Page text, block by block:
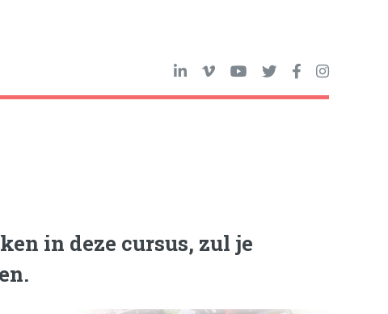
in deze cursus, zul je